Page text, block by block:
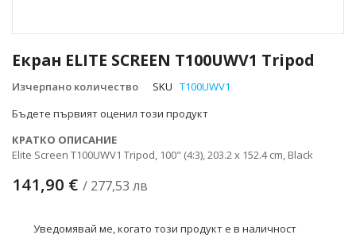
Екран ELITE SCREEN T100UWV1 Tripod
Изчерпано количество SKU T100UWV1
Бъдете първият оценил този продукт
КРАТКО ОПИСАНИЕ
Elite Screen T100UWV1 Tripod, 100" (4:3), 203.2 x 152.4 cm, Black
141,90 € / 277,53 лв
Уведомявай ме, когато този продукт е в наличност
към
началото
на
със